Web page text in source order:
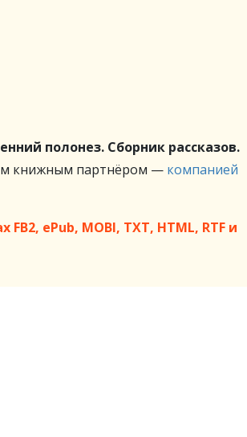
полонез. Сборник рассказов.
книжным партнёром — компанией
ePub, MOBI, TXT, HTML, RTF и